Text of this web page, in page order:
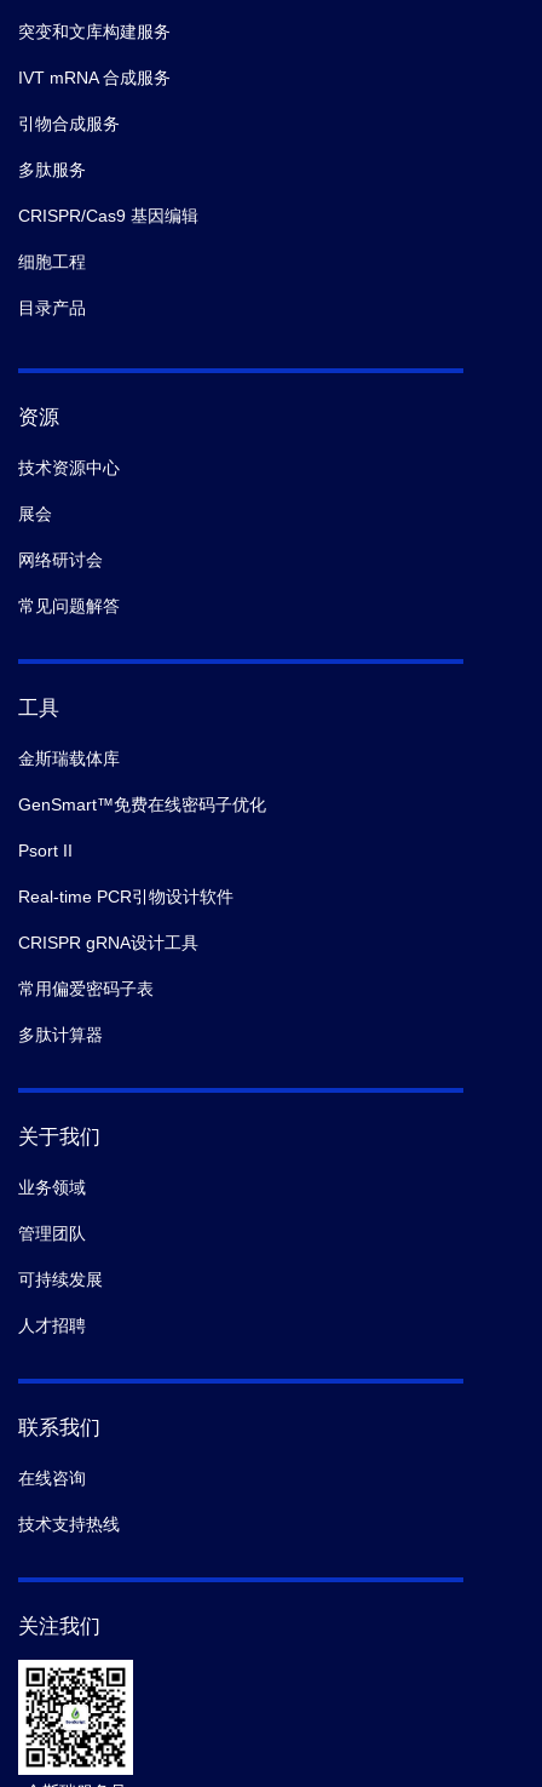
突变和文库构建服务
IVT mRNA 合成服务
引物合成服务
多肽服务
CRISPR/Cas9 基因编辑
细胞工程
目录产品
资源
技术资源中心
展会
网络研讨会
常见问题解答
工具
金斯瑞载体库
GenSmart™免费在线密码子优化
Psort II
Real-time PCR引物设计软件
CRISPR gRNA设计工具
常用偏爱密码子表
多肽计算器
关于我们
业务领域
管理团队
可持续发展
人才招聘
联系我们
在线咨询
技术支持热线
关注我们